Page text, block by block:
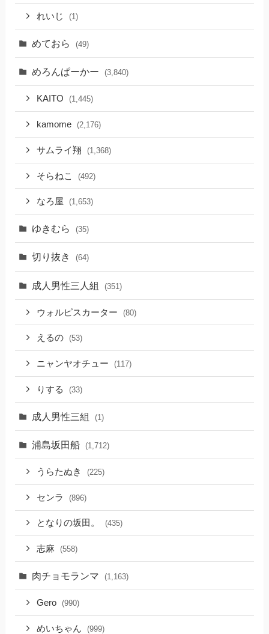
れいじ (1)
めておら (49)
めろんぱーかー (3,840)
KAITO (1,445)
kamome (2,176)
サムライ翔 (1,368)
そらねこ (492)
なろ屋 (1,653)
ゆきむら (35)
切り抜き (64)
成人男性三人組 (351)
ウォルピスカーター (80)
えるの (53)
ニャンヤオチュー (117)
りする (33)
成人男性三組 (1)
浦島坂田船 (1,712)
うらたぬき (225)
センラ (896)
となりの坂田。 (435)
志麻 (558)
肉チョモランマ (1,163)
Gero (990)
めいちゃん (999)